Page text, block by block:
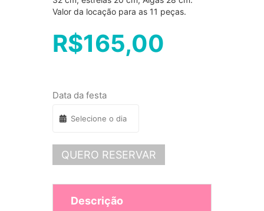
Valor da locação para as 11 peças.
R$165,00
Data da festa
QUERO RESERVAR
Descrição